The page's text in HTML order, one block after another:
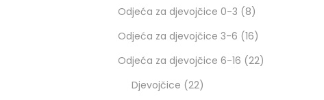
Odjeća za djevojčice 0-3
8
Odjeća za djevojčice 3-6 16
Odjeća za djevojčice 6-16 22
Djevojčice 22